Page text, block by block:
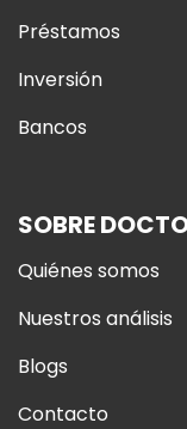
Préstamos
Inversión
Bancos
SOBRE
Quiénes somos
Nuestros análisis
Blogs
Contacto